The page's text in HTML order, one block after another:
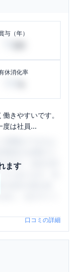
与（年）
休消化率
きやすいです。
度は社員...
ます
限定の企業口コ
すさ・会社の評
んあります。先
会社の姿を知
に、ぜひサイト
口コミの詳細